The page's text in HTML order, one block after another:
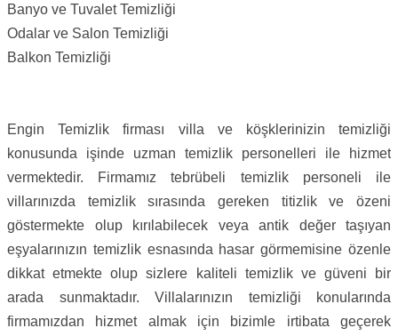
Banyo ve Tuvalet Temizliği
Odalar ve Salon Temizliği
Balkon Temizliği
Engin Temizlik firması villa ve köşklerinizin temizliği
konusunda işinde uzman temizlik personelleri ile hizmet
vermektedir. Firmamız tebrübeli temizlik personeli ile
villarınızda temizlik sırasında gereken titizlik ve özeni
göstermekte olup kırılabilecek veya antik değer taşıyan
eşyalarınızın temizlik esnasında hasar görmemisine özenle
dikkat etmekte olup sizlere kaliteli temizlik ve güveni bir
arada sunmaktadır. Villalarınızın temizliği konularında
firmamızdan hizmet almak için bizimle irtibata geçerek